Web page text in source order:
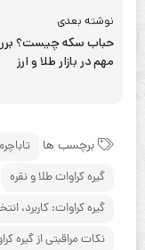
نوشته بعدی
حباب سکه چیست؟
مهم در بازار طلا و ارز
برچسب ها
گیره‌ کراوات طلا و نقره
گیره کراوات: کاربرد،
نکات مراقبتی از گیره